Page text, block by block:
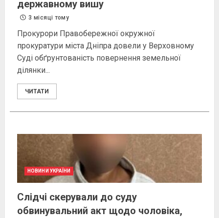
державному вишу
3 місяці тому
Прокурори Правобережної окружної
прокуратури міста Дніпра довели у Верховному
Суді обґрунтованість повернення земельної
ділянки...
ЧИТАТИ
НОВИНИ УКРАЇНИ
Слідчі скерували до суду
обвинувальний акт щодо чоловіка,